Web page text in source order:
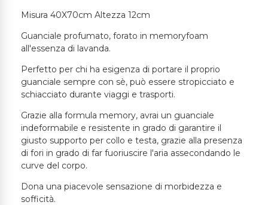
Misura 40X70cm Altezza 12cm
Guanciale profumato, forato in memoryfoam
all'essenza di lavanda.
Perfetto per chi ha esigenza di portare il proprio
guanciale sempre con sè, può essere stropicciato e
schiacciato durante viaggi e trasporti.
Grazie alla formula memory, avrai un guanciale
indeformabile e resistente in grado di garantire il
giusto supporto per collo e testa, grazie alla presenza
di fori in grado di far fuoriuscire l'aria assecondando le
curve del corpo.
Dona una piacevole sensazione di morbidezza e
sofficità.